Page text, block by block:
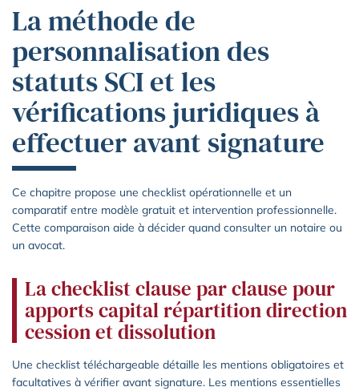
La méthode de
personnalisation des
statuts SCI et les
vérifications juridiques à
effectuer avant signature
Ce chapitre propose une checklist opérationnelle et un
comparatif entre modèle gratuit et intervention professionnelle.
Cette comparaison aide à décider quand consulter un notaire ou
un avocat.
La checklist clause par clause pour
apports capital répartition direction
cession et dissolution
Une checklist téléchargeable détaille les mentions obligatoires et
facultatives à vérifier avant signature. Les mentions essentielles